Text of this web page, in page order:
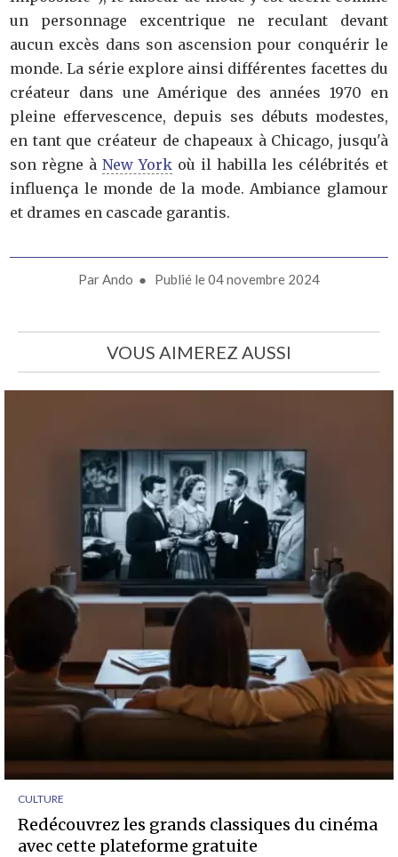
un personnage excentrique ne reculant devant
aucun excès dans son ascension pour conquérir le
monde. La série explore ainsi différentes facettes du
créateur dans une Amérique des années 1970 en
pleine effervescence, depuis ses débuts modestes,
en tant que créateur de chapeaux à Chicago, jusqu'à
son règne àNew York où il habilla les célébrités et
influença le monde de la mode. Ambiance glamour
et drames en cascade garantis.
ParAndo ● Publié le04 novembre 2024
VOUS AIMEREZ AUSSI
CULTURE
Redécouvrez les grands classiques du cinéma
avec cette plateforme gratuite